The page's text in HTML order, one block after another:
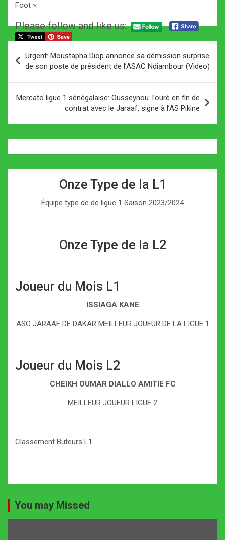
Foot ».
Please follow and like us:
de
l’article
Urgent: Moustapha Diop annonce sa démission surprise
de son poste de président de l’ASAC Ndiambour (Video)
Mercato ligue 1 sénégalaise: Ousseynou Touré en fin de
contrat avec le Jaraaf, signe à l’AS Pikine
Onze Type de la L1
Équipe type de de ligue 1 Saison 2023/2024
Onze Type de la L2
Joueur du Mois L1
ISSIAGA KANE
ASC JARAAF DE DAKAR MEILLEUR JOUEUR DE LA LIGUE 1
Joueur du Mois L2
CHEIKH OUMAR DIALLO AMITIE FC
MEILLEUR JOUEUR LIGUE 2
Classement Buteurs L1
You may Missed